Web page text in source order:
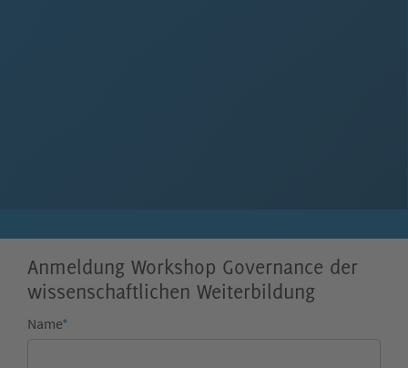
Anmeldung Workshop Governance der
wissenschaftlichen Weiterbildung
Name*